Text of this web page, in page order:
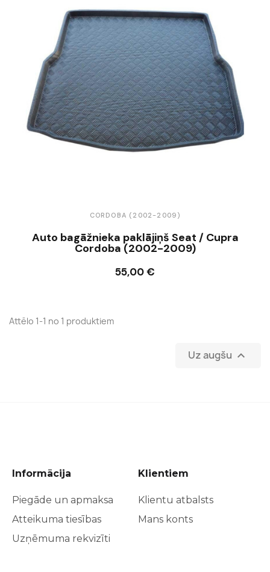
CORDOBA (2002-2009)
Auto bagāžnieka paklājiņš Seat / Cupra
Cordoba (2002-2009)
55,00 €
Ielikt grozā
Attēlo 1-1 no 1 produktiem
Uz augšu 
Informācija
Piegāde un apmaksa
Atteikuma tiesības
Uzņēmuma rekvizīti
Klientiem
Klientu atbalsts
Mans konts